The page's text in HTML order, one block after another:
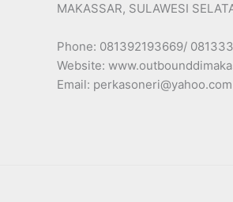
MAKASSAR, SULAWESI
Phone: 081392193669/
Website:
Email: perkasoneri@yahoo.com